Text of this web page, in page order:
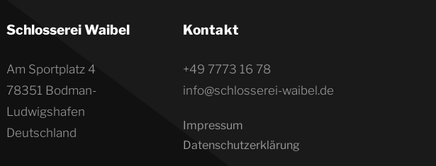
Schlosserei Waibel
Am Sportplatz 4
78351 Bodman-
Ludwigshafen
Deutschland
Kontakt
+49 7773 16 78
info@schlosserei-waibel.de
Impressum
Datenschutzerklärung